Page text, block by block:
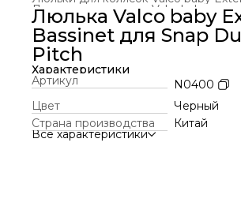
Люльки для колясок Valcobaby ›
Аксессуары для колясок ›
Главная ›
Люлька Valco baby
Bassinet для Snap
Pitch
Характеристики
Артикул
N0400
Цвет
Черный
Страна производства
Китай
Все характеристики